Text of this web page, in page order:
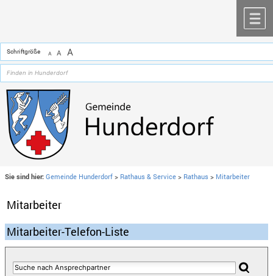
Schriftgröße A A A
Sie sind hier: Gemeinde Hunderdorf > Rathaus & Service > Rathaus > Mitarbeiter
Mitarbeiter
Mitarbeiter-Telefon-Liste